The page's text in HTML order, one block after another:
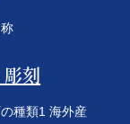
刻
種類1 海外産